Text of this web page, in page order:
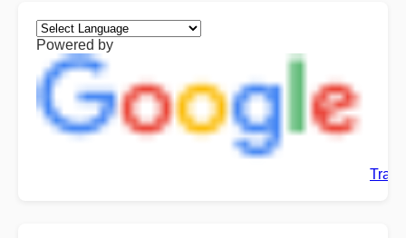
Powered by